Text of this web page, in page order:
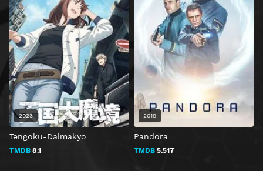
Tengoku-Daimakyo
TMDB 8.1
2023
Pandora
TMDB 5.517
2019